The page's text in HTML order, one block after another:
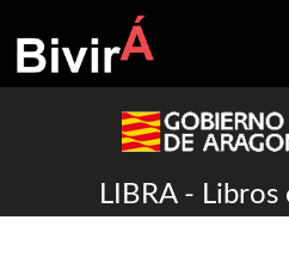
to
content
LIBRA - Libros